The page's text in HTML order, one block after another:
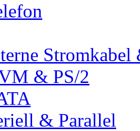
Stromkabel
& PS/2
& Parallel